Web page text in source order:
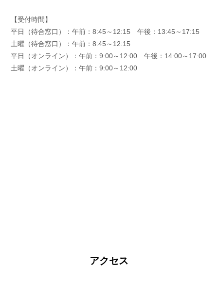
【受付時間】
平日（待合窓口）：午前：8:45～12:15
午後：13:45～17:15
土曜（待合窓口）：午前：8:45～12:15
平日（オンライン）：午前：9:00～12:00
午後：14:00～17:00
土曜（オンライン）：午前：9:00～12:00
アクセス